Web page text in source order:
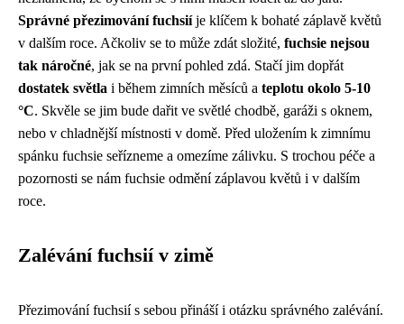
Správné přezimování fuchsiíje klíčem k bohaté záplavě květů
v dalším roce. Ačkoliv se to může zdát složité, fuchsie nejsou
tak náročné, jak se na první pohled zdá. Stačí jim dopřát
dostatek světla i během zimních měsíců a teplotu okolo 5-10
°C. Skvěle se jim bude dařit ve světlé chodbě, garáži s oknem,
nebo v chladnější místnosti v domě. Před uložením k zimnímu
spánku fuchsie seřízneme a omezíme zálivku. S trochou péče a
pozornosti se nám fuchsie odmění záplavou květů i v dalším
roce.
Zalévání fuchsií v zimě
Přezimování fuchsií s sebou přináší i otázku správného zalévání.